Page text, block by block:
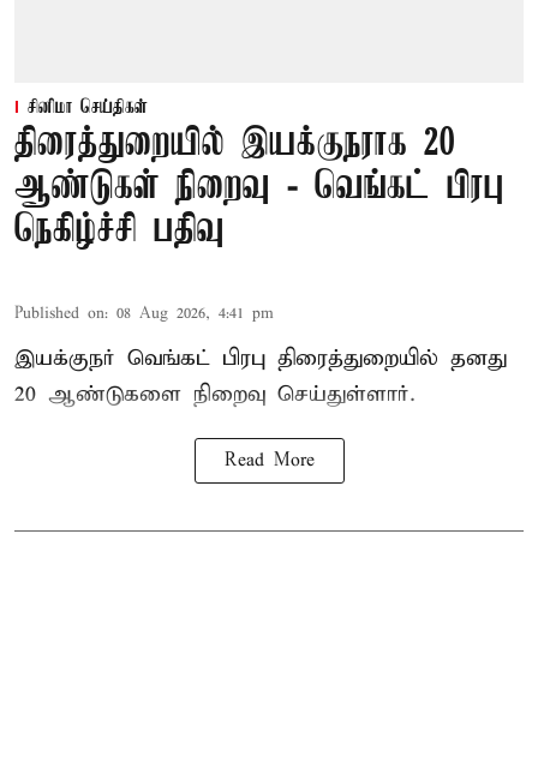
சினிமா செய்திகள்
திரைத்துறையில் இயக்குநராக 20
ஆண்டுகள் நிறைவு - வெங்கட் பிரபு
நெகிழ்ச்சி பதிவு
Published on: 08 Aug 2026, 4:41 pm
இயக்குநர் வெங்கட் பிரபு திரைத்துறையில் தனது
20 ஆண்டுகளை நிறைவு செய்துள்ளார்.
Read More